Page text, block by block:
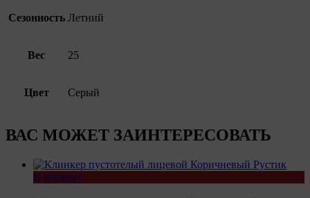
Сезонность Летний
Вес 25
Цвет Серый
ВАС МОЖЕТ ЗАИНТЕРЕСОВАТЬ
В корзину